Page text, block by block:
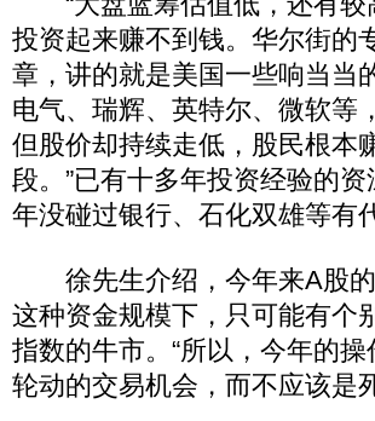
投资起来赚不到钱。华尔街的
章，讲的就是美国一些响当当
电气、瑞辉、英特尔、微软等
但股价却持续走低，股民根本
段。”已有十多年投资经验的
年没碰过银行、石化双雄等有
徐先生介绍，今年来A股的
这种资金规模下，只可能有个
指数的牛市。“所以，今年的
轮动的交易机会，而不应该是